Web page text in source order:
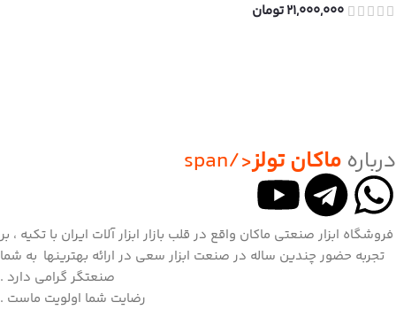
21,000,000تومان
درباره ماکان تولز</span
فروشگاه ابزار صنعتی ماکان واقع در قلب بازار ابزار آلات ایران با تکیه ، بر
تجربه حضور چندین ساله در صنعت ابزار سعی در ارائه بهترینها به شما
صنعتگر گرامی دارد .
رضایت شما اولویت ماست .